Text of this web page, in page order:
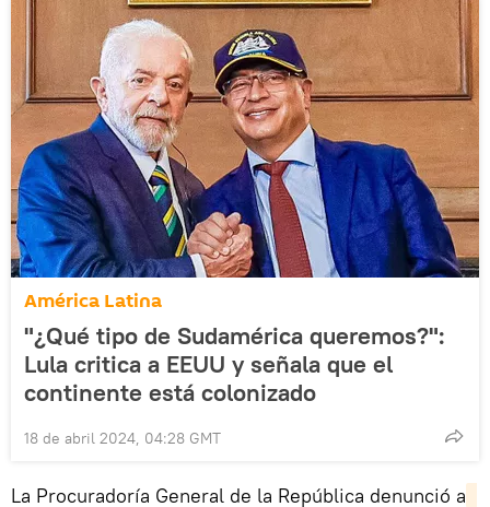
América Latina
"¿Qué tipo de Sudamérica queremos?":
Lula critica a EEUU y señala que el
continente está colonizado
18 de abril 2024, 04:28 GMT
La Procuradoría General de la República denunció a